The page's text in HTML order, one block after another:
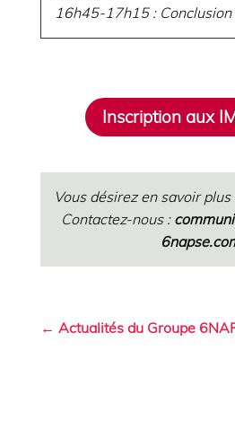
16h45-17h15 : Conclusion
Inscription aux
Vous désirez en savoir plus
Contactez-nous :
← Actualités du Groupe